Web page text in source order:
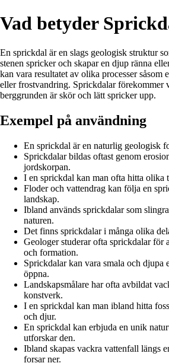
Vad betyder
En sprickdal är en slags geologisk struktur
stenen spricker och skapar en djup ränna
kan vara resultatet av olika processer såsom
eller frostvandring. Sprickdalar förekommer
berggrunden är skör och lätt spricker upp.
Exempel på användning
En sprickdal är en naturlig geologisk
Sprickdalar bildas oftast genom
jordskorpan.
I en sprickdal kan man ofta hitta olika
Floder och vattendrag kan följa en
landskap.
Ibland används sprickdalar som
naturen.
Det finns sprickdalar i många olika
Geologer studerar ofta sprickdalar för
och formation.
Sprickdalar kan vara smala och djupa
öppna.
Landskapsmålare har ofta avbildat
konstverk.
I en sprickdal kan man ibland hitta
och djur.
En sprickdal kan erbjuda en unik
utforskar den.
Ibland skapas vackra vattenfall längs
forsar ner.